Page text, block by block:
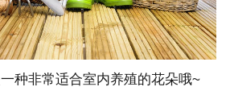
种非常适合室内养殖的花朵哦~